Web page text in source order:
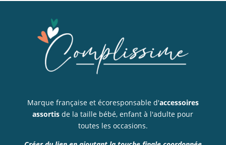
Marque française et écoresponsable d'accessoires
assortis de la taille bébé, enfant à l'adulte pour
toutes les occasions.